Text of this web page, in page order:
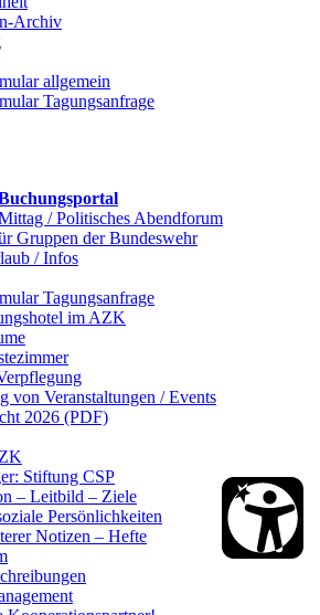
Archiv
allgemein
Tagungsanfrage
/ Politisches Abendforum
Gruppen der Bundeswehr
/ Infos
Tagungsanfrage
im AZK
von Veranstaltungen / Events
2026 (PDF)
Stiftung CSP
– Leitbild – Ziele
Persönlichkeiten
Notizen – Hefte